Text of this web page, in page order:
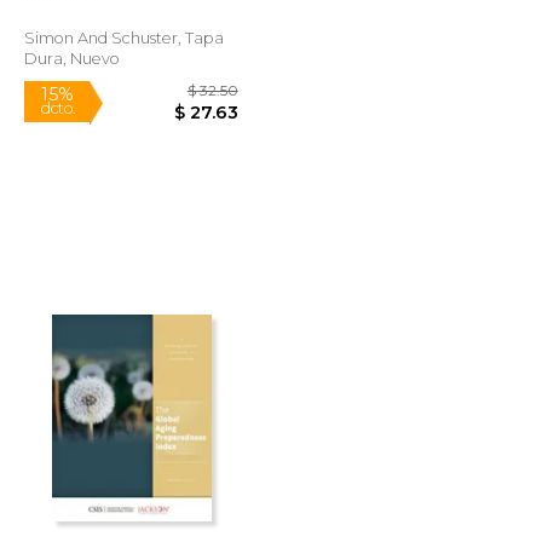
end (en Inglés)
Simon And Schuster, Tapa
Dura, Nuevo